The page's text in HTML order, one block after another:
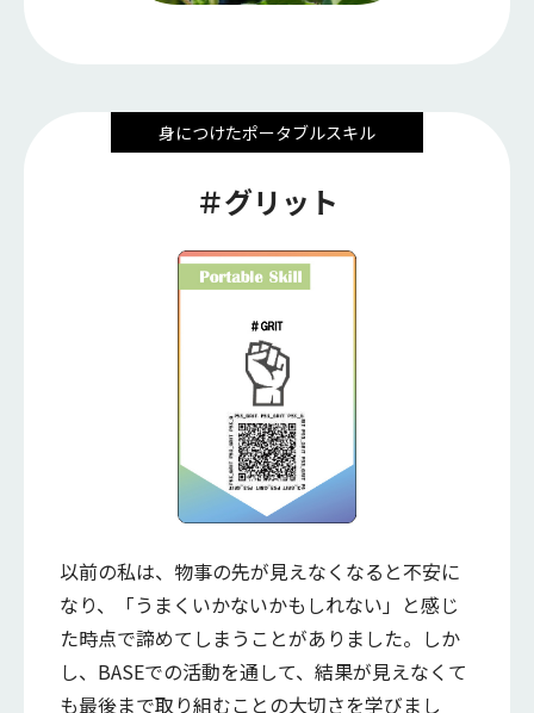
身につけたポータブルスキル
＃グリット
以前の私は、物事の先が見えなくなると不安に
なり、「うまくいかないかもしれない」と感じ
た時点で諦めてしまうことがありました。しか
し、BASEでの活動を通して、結果が見えなくて
も最後まで取り組むことの大切さを学びまし